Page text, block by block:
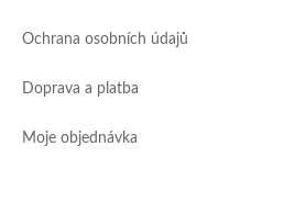
Ochrana osobních údajů
Doprava a platba
Moje objednávka